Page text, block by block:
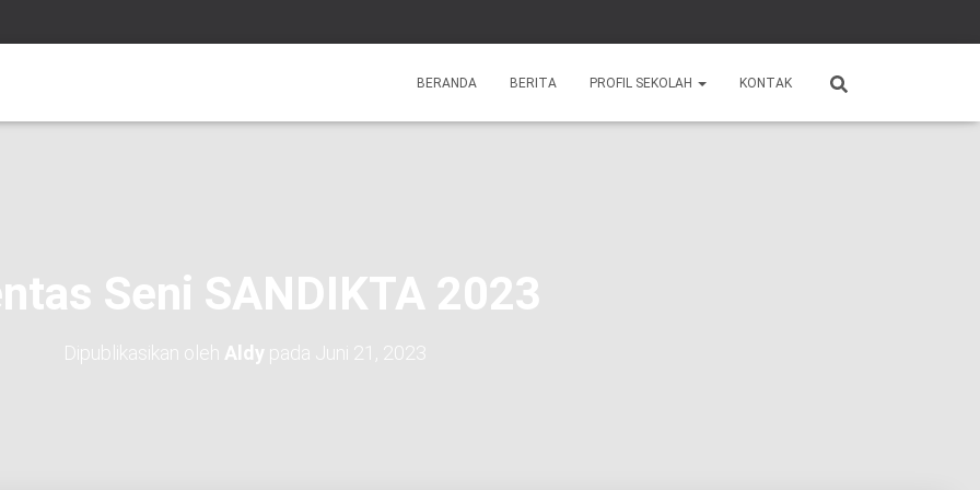
BERANDA BERITA PROFIL SEKOLAH KONTAK
Seni SANDIKTA 2023
Dipublikasikan oleh Aldy pada Juni 21, 2023